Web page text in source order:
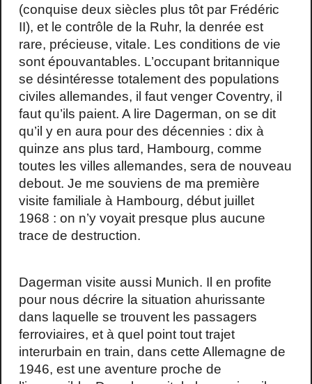
(conquise deux siècles plus tôt par Frédéric
II), et le contrôle de la Ruhr, la denrée est
rare, précieuse, vitale. Les conditions de vie
sont épouvantables. L’occupant britannique
se désintéresse totalement des populations
civiles allemandes, il faut venger Coventry, il
faut qu’ils paient. A lire Dagerman, on se dit
qu’il y en aura pour des décennies : dix à
quinze ans plus tard, Hambourg, comme
toutes les villes allemandes, sera de nouveau
debout. Je me souviens de ma première
visite familiale à Hambourg, début juillet
1968 : on n’y voyait presque plus aucune
trace de destruction.
Dagerman visite aussi Munich. Il en profite
pour nous décrire la situation ahurissante
dans laquelle se trouvent les passagers
ferroviaires, et à quel point tout trajet
interurbain en train, dans cette Allemagne de
1946, est une aventure proche de